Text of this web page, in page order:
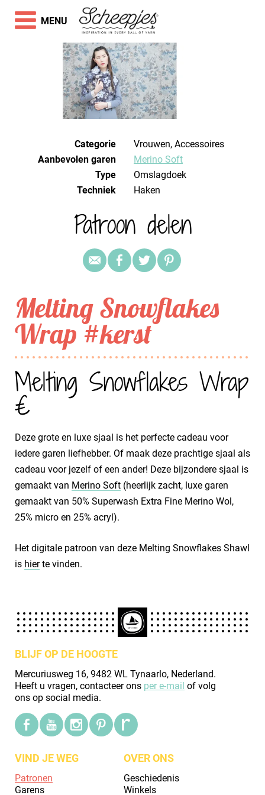
Categorie
Vrouwen, Accessoires
Aanbevolen garen
Merino Soft
Type
Omslagdoek
Techniek
haken
Patroon delen
Melting Snowflakes
Wrap #kerst
Melting Snowflakes Wrap
€
Deze grote en luxe sjaal is het perfecte cadeau voor
iedere garen liefhebber. Of maak deze prachtige sjaal als
cadeau voor jezelf of een ander! Deze bijzondere sjaal is
gemaakt van Merino Soft (heerlijk zacht, luxe garen
gemaakt van 50% Superwash Extra Fine Merino Wol,
25% micro en 25% acryl).
Het digitale patroon van deze Melting Snowflakes Shawl
is hierte vinden.
BLIJF OP DE HOOGTE
Mercuriusweg 16, 9482 WL Tynaarlo, Nederland.
Heeft u vragen, contacteer ons per e-mail of volg
ons op social media.
VIND JE WEG
Patronen
Garens
OVER ONS
Geschiedenis
Winkels
MENU